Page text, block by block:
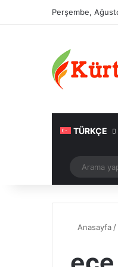
Perşembe,
TÜRKÇE
Rastgele
Anasayfa /